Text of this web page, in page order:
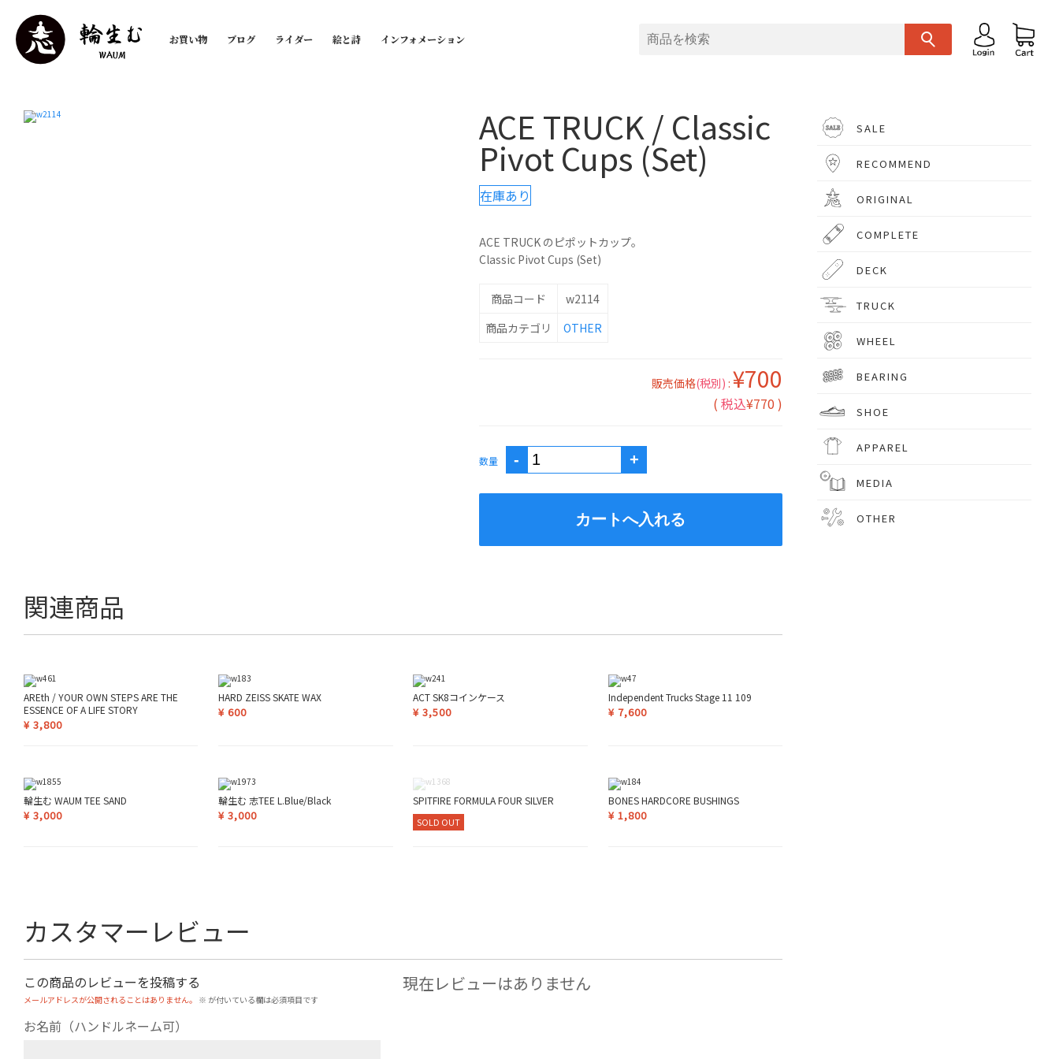
お買い物 ブログ ライダー 絵と詩 インフォメーション
ACE TRUCK / Classic
Pivot Cups (Set)
在庫あり
ACE TRUCK のピポットカップ。
Classic Pivot Cups (Set)
商品コード
w2114
商品カテゴリ
OTHER
販売価格(税別) : ¥700
( 税込¥770 )
数量
関連商品
AREth / YOUR OWN STEPS ARE THE
ESSENCE OF A LIFE STORY
¥ 3,800
HARD ZEISS SKATE WAX
¥ 600
ACT SK8コインケース
¥ 3,500
Independent Trucks Stage 11 109
¥7,600
輪生む WAUM TEE SAND
¥ 3,000
輪生む 志TEE L.Blue/Black
¥ 3,000
SPITFIRE FORMULA FOUR SILVER
SOLD OUT
BONES HARDCORE BUSHINGS
¥1,800
カスタマーレビュー
この商品のレビューを投稿する
メールアドレスが公開されることはありません。 ※ が付いている欄は必須項目です
お名前（ハンドルネーム可）
現在レビューはありません
SALE
RECOMMEND
ORIGINAL
COMPLETE
DECK
TRUCK
WHEEL
BEARING
SHOE
APPAREL
MEDIA
OTHER